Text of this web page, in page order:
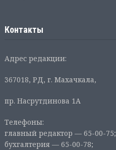
Контакты
Адрес редакции:
367018, РД, г. Махачкала,
пр. Насрутдинова 1А
Телефоны:
главный редактор — 65-00-75;
бухгалтерия — 65-00-78;